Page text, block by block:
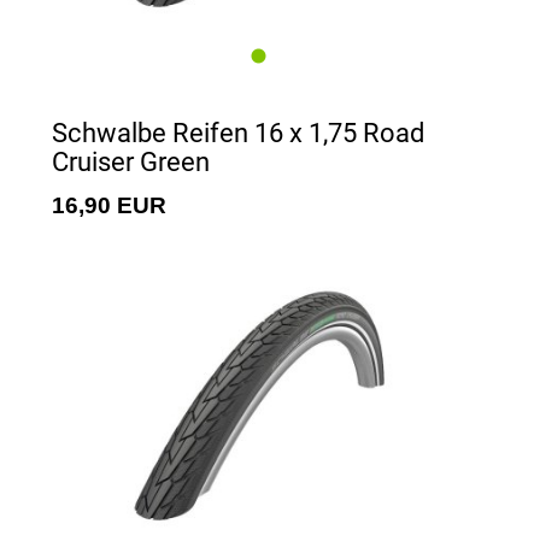
Schwalbe Reifen 16 x 1,75 Road
Cruiser Green
16,90 EUR